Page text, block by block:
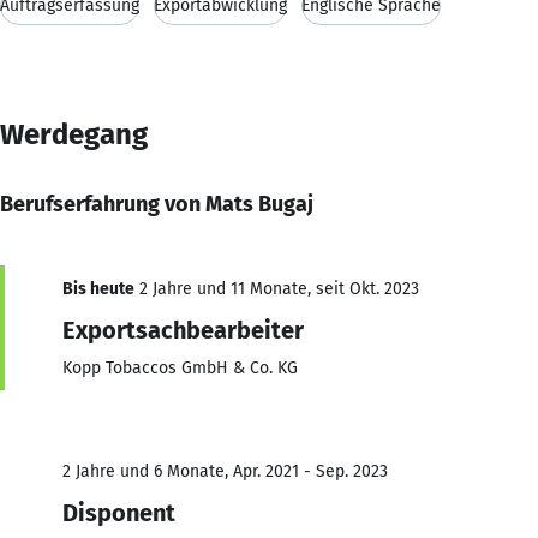
Auftragserfassung Exportabwicklung Englische Sprache
Werdegang
Berufserfahrung von Mats Bugaj
Bis heute 2 Jahre und 11 Monate, seit Okt. 2023
Exportsachbearbeiter
Kopp Tobaccos GmbH & Co. KG
2 Jahre und 6 Monate, Apr. 2021 - Sep. 2023
Disponent